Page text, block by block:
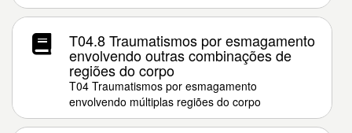
T04.8 Traumatismos por esmagamento
envolvendo outras combinações de
regiões do corpo
T04 Traumatismos por esmagamento
envolvendo múltiplas regiões do corpo